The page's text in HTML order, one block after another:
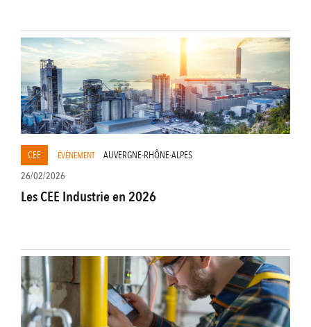
CEE ÉVÉNEMENT
AUVERGNE-RHÔNE-ALPES
26/02/2026
Les CEE Industrie en 2026